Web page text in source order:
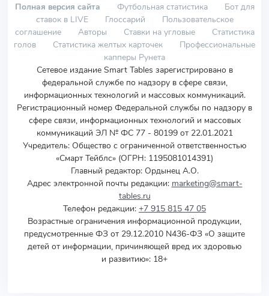
Полная версия сайта Футбольная статистика
Бот для
ставок в LIVE
Глоссарий
Пользовательское
соглашение
Авторы Ставки на угловые
Статистика
голов
Статистика желтых карточек
Профессиональные
капперы Рунета
Сетевое издание Smart Tables зарегистрировано в
федеральной службе по надзору в сфере связи,
информационных технологий и массовых коммуникаций.
Регистрационный номер Федеральной службы по надзору в
сфере связи, информационных технологий и массовых
коммуникаций ЭЛ № ФС 77 - 80199 от 22.01.2021
Учредитель: Общество с ограниченной ответственностью
«Смарт Тейблс» (ОГРН: 1195081014391)
Главный редактор: Ордынец А.О.
Адрес электронной почты редакции: marketing@smart-
tables.ru
Телефон редакции: +7 915 815 47 05
Возрастные ограничения информационной продукции,
предусмотренные ФЗ от 29.12.2010 N436-ФЗ «О защите
детей от информации, причиняющей вред их здоровью
и развитию»: 18+